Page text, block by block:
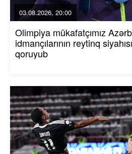
03.08.2026, 20:00
Olimpiya mükafatçımız
idmançılarının reytinq
qoruyub